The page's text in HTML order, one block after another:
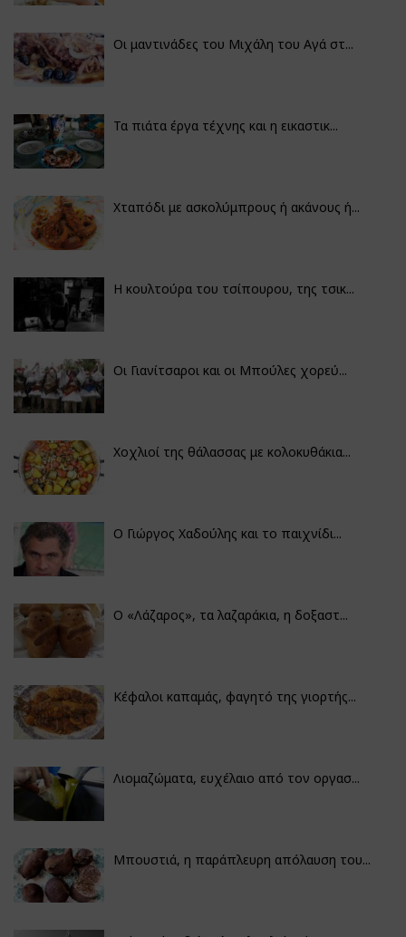
Οι μαντινάδες του Μιχάλη του Αγά στ...
Τα πιάτα έργα τέχνης και η εικαστικ...
Χταπόδι με ασκολύμπρους ή ακάνους ή...
Η κουλτούρα του τσίπουρου, της τσικ...
Οι Γιανίτσαροι και οι Μπούλες χορεύ...
Χοχλιοί της θάλασσας με κολοκυθάκια...
Ο Γιώργος Χαδούλης και το παιχνίδι...
Ο «Λάζαρος», τα λαζαράκια, η δοξαστ...
Κέφαλοι καπαμάς, φαγητό της γιορτής...
Λιομαζώματα, ευχέλαιο από τον οργασ...
Μπουστιά, η παράπλευρη απόλαυση του...